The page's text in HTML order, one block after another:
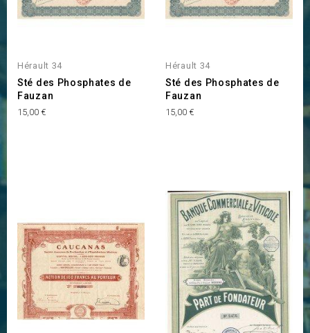
Hérault 34
Sté des Phosphates de
Fauzan
Prix
15,00 €
Hérault 34
Sté des Phosphates de
Fauzan
Prix
15,00 €